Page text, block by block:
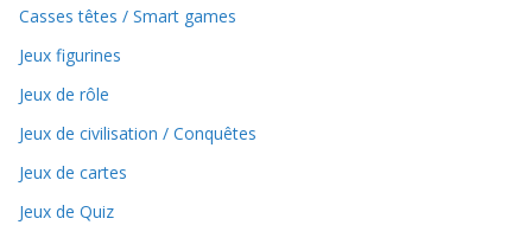
Casses têtes / Smart games
Jeux figurines
Jeux de rôle
Jeux de civilisation / Conquêtes
Jeux de cartes
Jeux de Quiz